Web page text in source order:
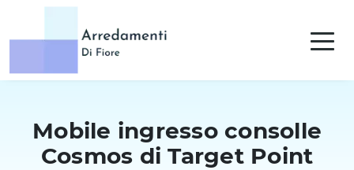
Mobile ingresso consolle
Cosmos di Target Point